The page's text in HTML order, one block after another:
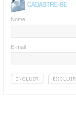
Nome
E-mail